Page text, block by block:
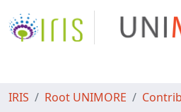
IRIS Root UNIMORE